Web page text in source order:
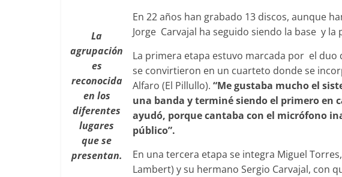
La
agrupación
es
reconocida
en los
diferentes
lugares
que se
presentan.
En 22 años han grabado 13 discos, aunque
Jorge Carvajal ha seguido siendo la base y la
La primera etapa estuvo marcada por el
se convirtieron en un cuarteto donde se
Alfaro (El Pillullo). “Me gustaba mucho el
una banda y terminé siendo el primero en
ayudó, porque cantaba con el micrófono
público”.
En una tercera etapa se integra Miguel
Lambert) y su hermano Sergio Carvajal, con